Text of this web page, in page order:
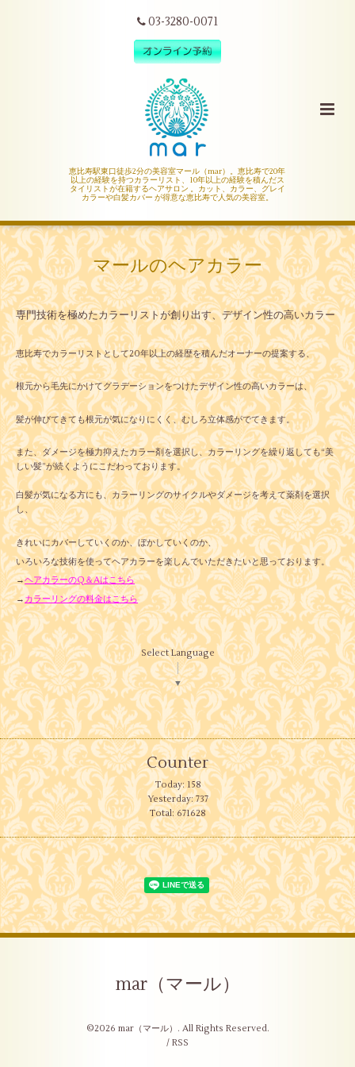
03-3280-0071
恵比寿駅東口徒歩2分の美容室マール（mar）。恵比寿で20年
以上の経験を持つカラーリスト、10年以上の経験を積んだス
タイリストが在籍するヘアサロン 。カット、カラー、グレイ
カラーや白髪カバー が得意な恵比寿で人気の美容室。
マールのヘアカラー
専門技術を極めたカラーリストが創り出す、デザイン性の高いカラー
恵比寿でカラーリストとして20年以上の経歴を積んだオーナーの提案する、
根元から毛先にかけてグラデーションをつけたデザイン性の高いカラーは、
髪が伸びてきても根元が気になりにくく、むしろ立体感がでてきます。
また、ダメージを極力抑えたカラー剤を選択し、カラーリングを繰り返しても“美
しい髪”が続くようにこだわっております。
白髪が気になる方にも、カラーリングのサイクルやダメージを考えて薬剤を選択
し、
きれいにカバーしていくのか、ぼかしていくのか、
いろいろな技術を使ってヘアカラーを楽しんでいただきたいと思っております。
→ヘアカラーのQ＆Aはこちら
→カラーリングの料金はこちら
Select Language
▼
Counter
Today:158
Yesterday:737
Total:671628
mar（マール）
©2026 mar（マール） . All Rights Reserved.
/ RSS